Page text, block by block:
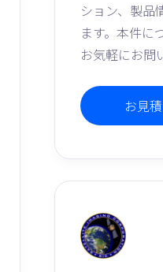
ション、製品
ます。本件に
お気軽にお問
お見